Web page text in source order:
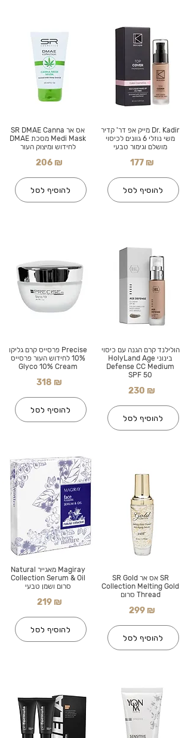
אס אר SR DMAE Canna
Medi Mask מסכת DMAE
לחידוש ומיצוק העור
206 ₪
להוסיף לסל
Precise פרסייס קרם גליקו
10% לחידוש העור פרסייס
Glyco 10% Cream
318 ₪
להוסיף לסל
Magiray מאגייר Natural
Collection Serum & Oil
סרום ושמן טבעי
219 ₪
להוסיף לסל
Dr. Kadir מייק אפ דר' קדיר
משי נוזלי 6 גוונים לכיסוי
מושלם וגימור טבעי
177 ₪
להוסיף לסל
הולילנד קרם הגנה עם כיסוי
בינוני HolyLand Age
Defense CC Medium
SPF 50
230 ₪
להוסיף לסל
SR אס אר SR Gold
Collection Melting Gold
Thread סרום
299 ₪
להוסיף לסל